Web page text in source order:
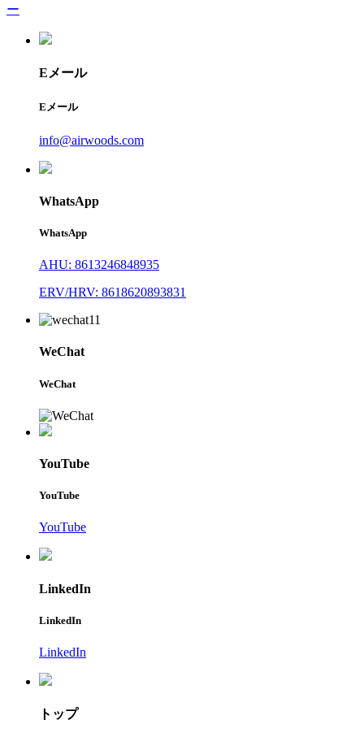
ー
Eメール
Eメール
info@airwoods.com
WhatsApp
WhatsApp
AHU: 8613246848935
ERV/HRV: 8618620893831
WeChat
WeChat
YouTube
YouTube
YouTube
LinkedIn
LinkedIn
LinkedIn
トップ